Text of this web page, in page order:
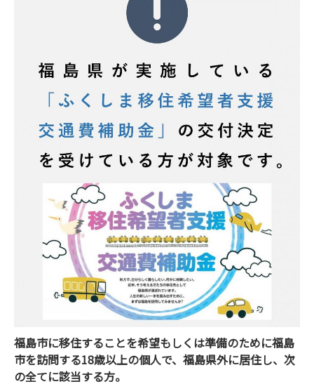
福島市に移住することを希望もしくは準備のために福島
市を訪問する18歳以上の個人で、福島県外に居住し、次
の全てに該当する方。